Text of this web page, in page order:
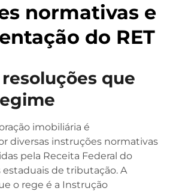
normativas e
do RET
que
imobiliária é
diversas instruções normativas
pela Receita Federal do
estaduais de tributação. A
o rege é a Instrução